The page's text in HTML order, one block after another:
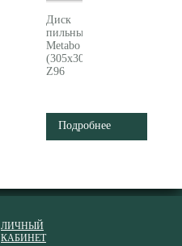
Диск
пильный
Metabo
(305x30,
Z96
628091000
Подробнее
ЛИЧНЫЙ
КАБИНЕТ